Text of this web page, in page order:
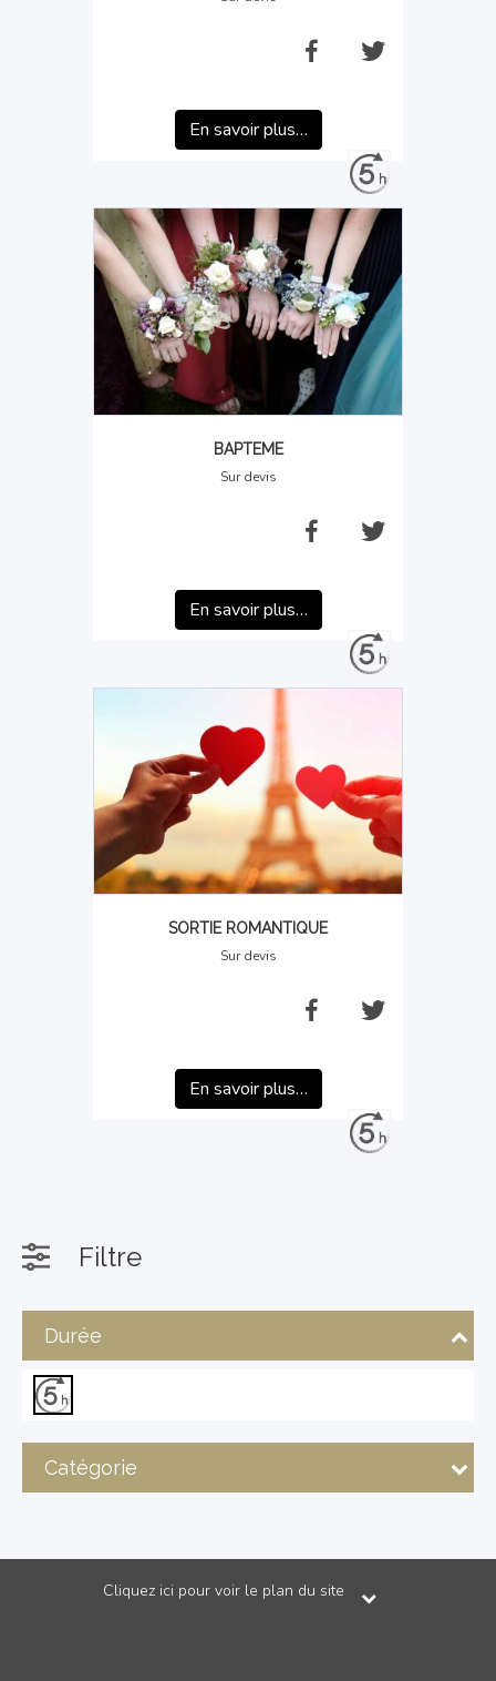
En savoir plus…
BAPTEME
Sur devis
En savoir plus…
SORTIE ROMANTIQUE
Sur devis
En savoir plus…
Filtre
Durée
Catégorie
Cliquez ici pour voir le plan du site